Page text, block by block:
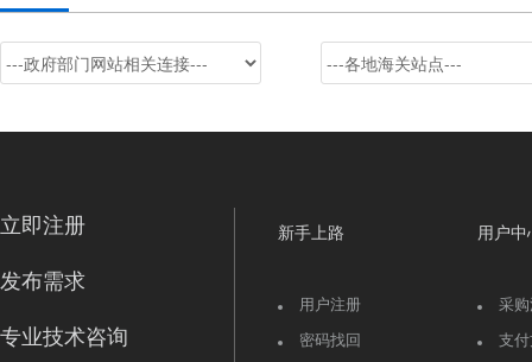
立即注册
发布需求
专业技术咨询
新手上路
用户注册
密码找回
用户中
采
支